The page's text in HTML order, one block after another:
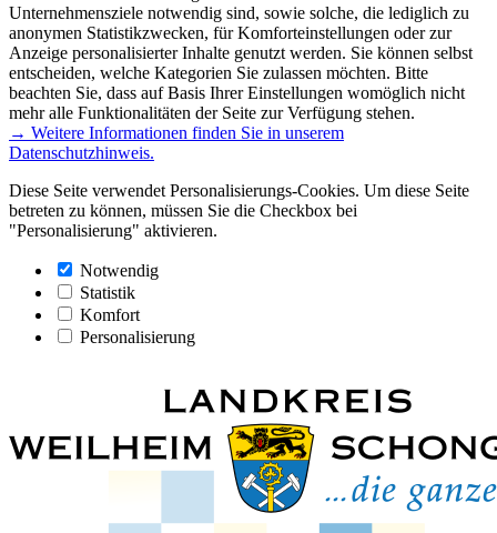
Unternehmensziele notwendig sind, sowie solche, die lediglich zu
anonymen Statistikzwecken, für Komforteinstellungen oder zur
Anzeige personalisierter Inhalte genutzt werden. Sie können selbst
entscheiden, welche Kategorien Sie zulassen möchten. Bitte
beachten Sie, dass auf Basis Ihrer Einstellungen womöglich nicht
mehr alle Funktionalitäten der Seite zur Verfügung stehen.
→ Weitere Informationen finden Sie in unserem
Datenschutzhinweis.
Diese Seite verwendet Personalisierungs-Cookies. Um diese Seite
betreten zu können, müssen Sie die Checkbox bei
"Personalisierung" aktivieren.
Notwendig
Statistik
Komfort
Personalisierung